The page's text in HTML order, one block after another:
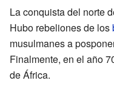
La conquista del norte
Hubo rebeliones de los
musulmanes a
Finalmente, en el año
de África.